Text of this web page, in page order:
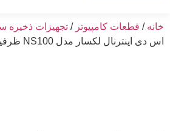
خانه / قطعات کامپیوتر / تجهیزات ذخیره
اس دی اینترنال لکسار مدل NS100 ظرفیت512 گیگابایت